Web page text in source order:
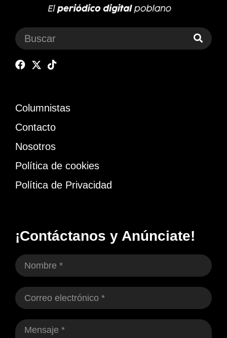
Columnistas
Contacto
Nosotros
Política de cookies
Política de Privacidad
¡Contáctanos y Anúnciate!